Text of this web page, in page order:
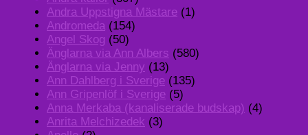
Andra Uppstigna Mästare (1)
Andromeda (154)
Angel Skog (50)
Änglarna via Ann Albers (580)
Änglarna via Jenny (13)
Ann Dahlberg i Sverige (135)
Ann Gripenlöf i Sverige (5)
Anna Merkaba (kanaliserade budskap) (4)
Anrita Melchizedek (3)